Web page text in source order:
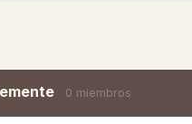
0 miembros